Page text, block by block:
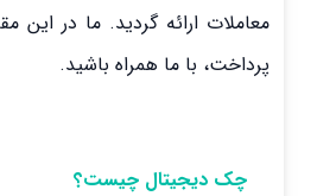
معاملات ارائه گردید. ما در این مقاله از ساد24 به مفهوم کلی چک
پرداخت، با ما همراه باشید.
چک دیجیتال چیست؟